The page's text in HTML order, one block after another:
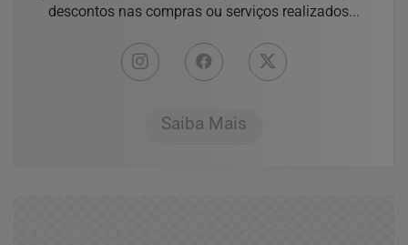
descontos nas compras ou serviços realizados...
Saiba Mais